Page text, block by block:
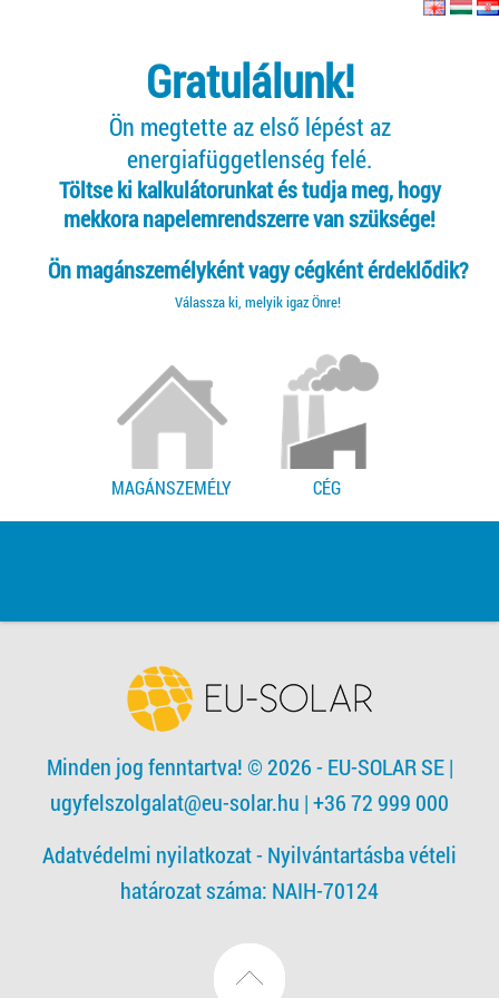
Gratulálunk!
Ön megtette az első lépést az
energiafüggetlenség felé.
Töltse ki kalkulátorunkat és tudja meg, hogy
mekkora napelemrendszerre van szüksége!
Ön magánszemélyként vagy cégként érdeklődik?
Válassza ki, melyik igaz Önre!
MAGÁNSZEMÉLY CÉG
Minden jog fenntartva! © 2026 - EU-SOLAR SE|
ugyfelszolgalat@eu-solar.hu | +36 72 999 000
Adatvédelmi nyilatkozat - Nyilvántartásba vételi
határozat száma: NAIH-70124